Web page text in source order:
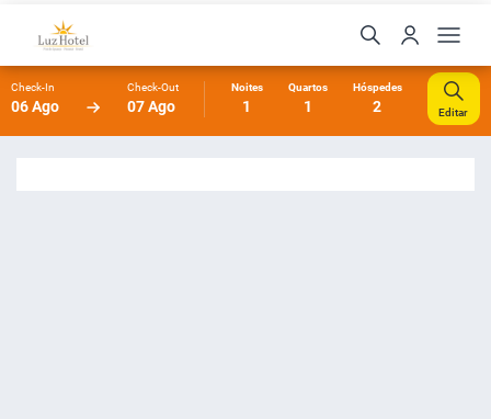
Check-In
06 Ago
Check-Out
07 Ago
Noites
1
Quartos
1
Hóspedes
2 Editar